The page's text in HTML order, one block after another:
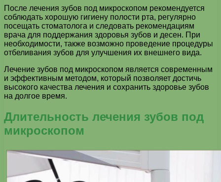
После лечения зубов под микроскопом рекомендуется
соблюдать хорошую гигиену полости рта, регулярно
посещать стоматолога и следовать рекомендациям
врача для поддержания здоровья зубов и десен. При
необходимости, также возможно проведение процедуры
отбеливания зубов для улучшения их внешнего вида.
Лечение зубов под микроскопом является современным
и эффективным методом, который позволяет достичь
высокого качества лечения и сохранить здоровье зубов
на долгое время.
Длительность лечения зубов под
микроскопом